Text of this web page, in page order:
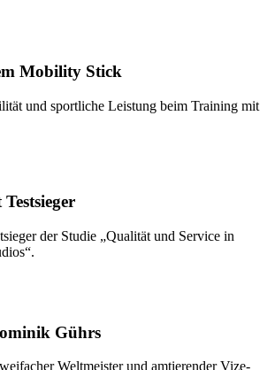
Mobility Stick
und sportliche Leistung beim Training mit
der Studie „Qualität und Service in
Gührs
Weltmeister und amtierender Vize-